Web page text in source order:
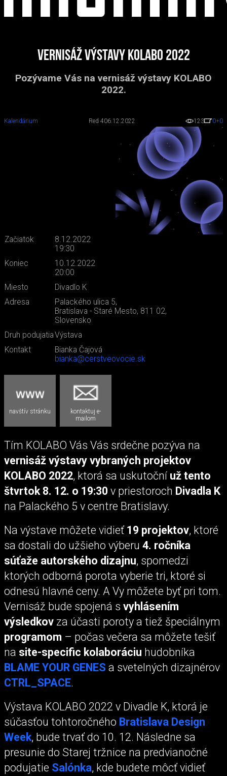
Vernisáž výstavy KOLABO 2022
Pozývame Vás na vernisáž výstavy KOLABO
2022.
Kalendárium Red 406.12.2022 123 0+0
Začiatok
8.12.2022
19:30
Koniec
10.12.2022
20:00
Miesto
Divadlo K
Adresa
Palackého ulica 5,
Bratislava - Staré Mesto, 811 02,
Slovensko
Druh podujatiaVýstava
Kontakt
Bianka Čajová
bianka@cerstveovocie.sk
navštív stránku
kontaktuj e-
mailom
Tím KOLABO Vás Vás srdečne pozýva na
vernisáž výstavy vybraných projektov
KOLABO 2022, ktorá sa uskutoční už tento
štvrtok 8. 12. o 19:30 v priestoroch Divadla K
na Palackého 5 v centre Bratislavy.
Na výstave môžete vidieť 19 projektov, ktoré
sa dostali do užšieho výberu 4. ročníka
súťaže autorského dizajnu, spomedzi
ktorých odborná porota vyberie tri, ktoré si
odnesú hlavné ceny. A Vy môžete byť pri tom.
Vernisáž bude spojená s vyhlásením
výsledkov za účasti poroty a tiež špeciálnym
programom – počas večera sa môžete tešiť
na site-specific kolaboráciu hudobníka
BLAME YOUR GENES a svetelných dizajnérov
CTRL_SPACE.
Výstava KOLABO 2022 v Divadle K, ktorá je
súčasťou tohtoročného Bratislava Design
Week, bude trvať do 10. 12. Následne sa
presunie do Starej tržnice na predvianočné
podujatie Salónka, kde budete môcť vidieť